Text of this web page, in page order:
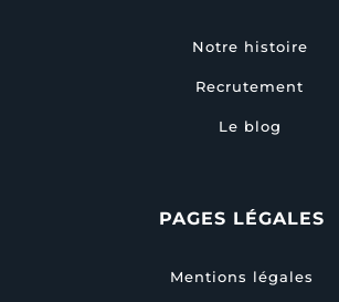
Notre histoire
Recrutement
Le blog
PAGES LÉGALES
Mentions légales